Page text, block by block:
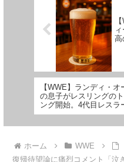
高
【WWE】ランディ・オ
の息子がレスリングの
ング開始。4代目レスラ
てWWEのリングに上が
ホーム WWE
復帰待望論に痛烈コメント「泣